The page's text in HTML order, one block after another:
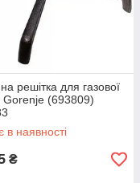
решітка для газової
Gorenje (693809)
в наявності
₴